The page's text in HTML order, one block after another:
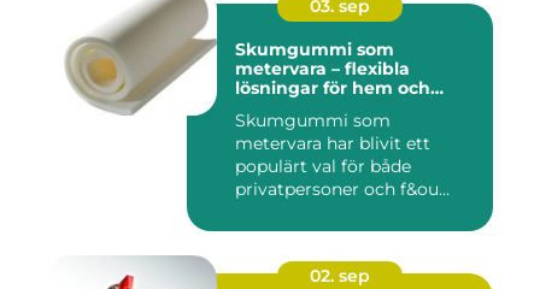
03. sep
Skumgummi som
metervara – flexibla
lösningar för hem och
Skumgummi som
metervara har blivit ett
populärt val för både
privatpersoner och f&ou...
02. sep